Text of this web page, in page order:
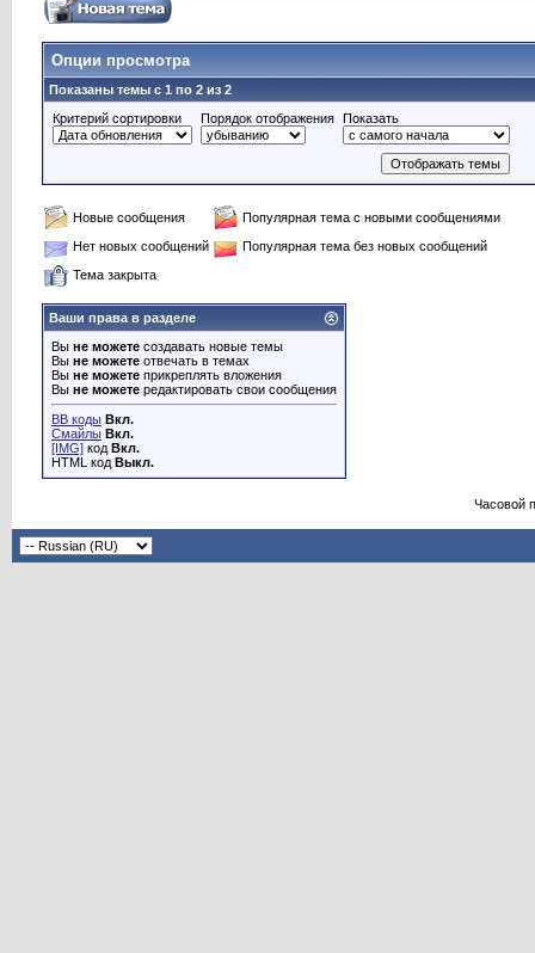
Опции просмотра
Показаны темы с 1 по 2 из 2
Критерий сортировки
Порядок отображения Показать
Новые сообщения
Популярная тема с новыми сообщениями
Нет новых сообщений
Популярная тема без новых сообщений
Тема закрыта
Ваши права в разделе
Вы не можете создавать новые темы
Вы не можете отвечать в темах
Вы не можете прикреплять вложения
Вы не можете редактировать свои сообщения
BB коды Вкл.
Смайлы Вкл.
[IMG] код Вкл.
HTML код Выкл.
Часовой